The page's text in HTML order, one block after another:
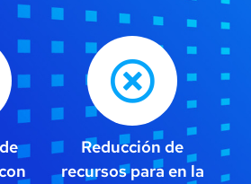
Reducción de
recursos para en la